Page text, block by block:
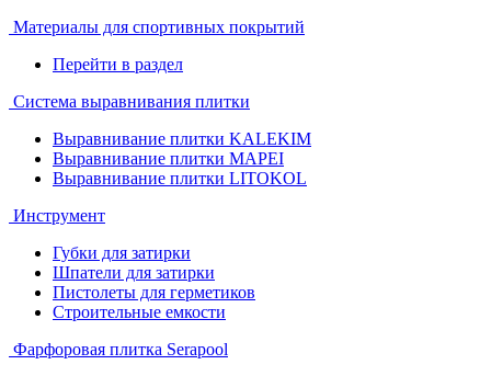
Материалы для спортивных покрытий
Перейти в раздел
Система выравнивания плитки
Выравнивание плитки KALEKIM
Выравнивание плитки MAPEI
Выравнивание плитки LITOKOL
Инструмент
Губки для затирки
Шпатели для затирки
Пистолеты для герметиков
Строительные емкости
Фарфоровая плитка Serapool